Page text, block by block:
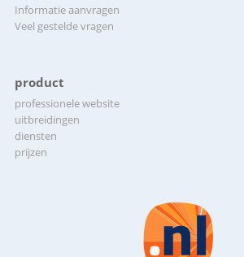
Informatie aanvragen
Veel gestelde vragen
product
professionele website
uitbreidingen
diensten
prijzen